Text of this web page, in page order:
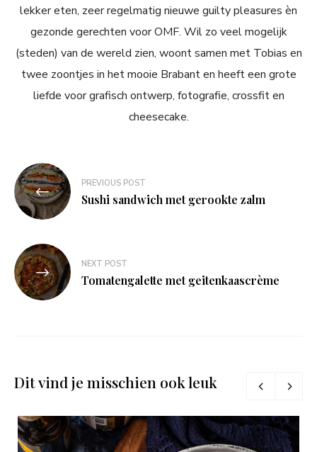
lekker eten, zeer regelmatig nieuwe guilty pleasures èn
gezonde gerechten voor OMF. Wil zo veel mogelijk
(steden) van de wereld zien, woont samen met Tobias en
twee zoontjes in het mooie Brabant en heeft een grote
liefde voor grafisch ontwerp, fotografie, crossfit en
cheesecake.
Bericht
navigatie
PREVIOUS POST
Sushi sandwich met gerookte zalm
NEXT POST
Tomatengalette met geitenkaascrème
Dit vind je misschien ook leuk